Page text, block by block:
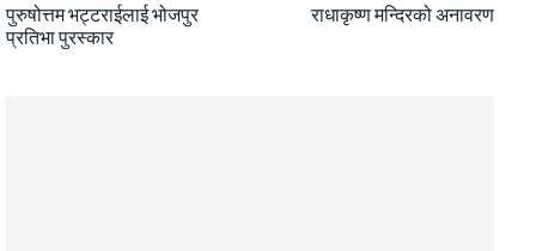
पुरुषोत्तम भट्टराईलाई भोजपुर
प्रतिभा पुरस्कार
राधाकृष्ण मन्दिरको अनावरण